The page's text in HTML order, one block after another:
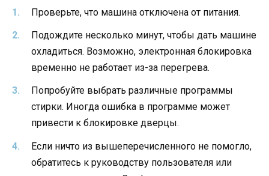
Проверьте, что машина отключена от питания.
Подождите несколько минут, чтобы дать машине
охладиться. Возможно, электронная блокировка
временно не работает из-за перегрева.
Попробуйте выбрать различные программы
стирки. Иногда ошибка в программе может
привести к блокировке дверцы.
Если ничто из вышеперечисленного не помогло,
обратитесь к руководству пользователя или